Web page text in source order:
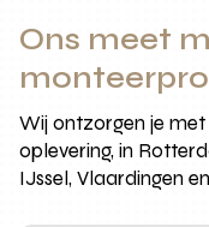
Ons meet
Wij ontzorgen je
oplevering, in
IJssel, Vlaardingen